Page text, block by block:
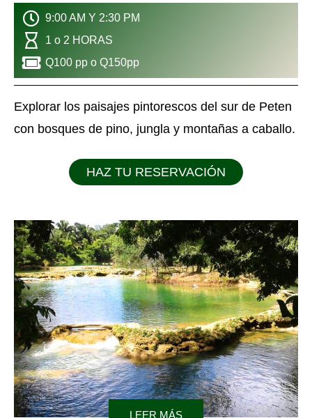
9:00 AM Y 2:30 PM
1 o 2 HORAS
Q100 pp o Q150pp
Explorar los paisajes pintorescos del sur de Peten
con bosques de pino, jungla y montañas a caballo.
HAZ TU RESERVACIÓN
LEER MÁS